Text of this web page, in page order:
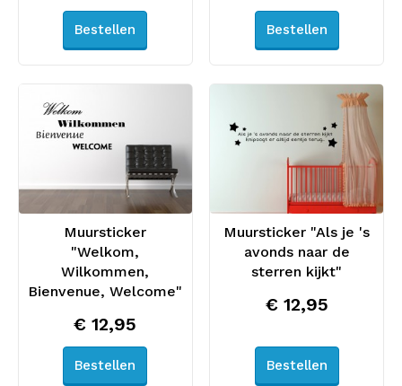
Bestellen Bestellen
Muursticker
"Welkom,
Wilkommen,
Bienvenue, Welcome"
€ 12,95
Bestellen
Muursticker "Als je 's
avonds naar de
sterren kijkt"
€ 12,95
Bestellen